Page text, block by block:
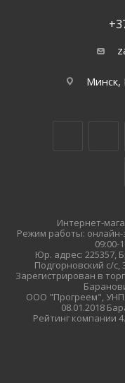
Минск,
Интернет-
Режим работы: онлайн-
09:00-
Юр. адрес: 225357,
Подгорновский с/с,
Зарегистрирован в
ООО "Прогреем", УНП
08.01.2018
Рейтинг компании